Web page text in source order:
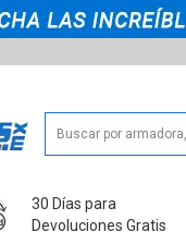
30 Días para
Devoluciones Gratis